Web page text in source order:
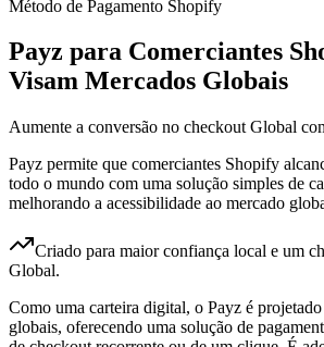
Método de Pagamento Shopify
Payz para Comerciantes
Visam Mercados Globais
Aumente a conversão no checkout Global
Payz permite que comerciantes Shopify
todo o mundo com uma solução simples de
melhorando a acessibilidade ao mercado
Criado para maior confiança local e um
Global.
Como uma carteira digital, o Payz é
globais, oferecendo uma solução de